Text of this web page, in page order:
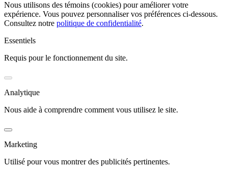
Nous utilisons des témoins (cookies) pour améliorer votre
expérience. Vous pouvez personnaliser vos préférences ci-dessous.
Consultez notre politique de confidentialité.
Essentiels
Requis pour le fonctionnement du site.
Analytique
Nous aide à comprendre comment vous utilisez le site.
Marketing
Utilisé pour vous montrer des publicités pertinentes.